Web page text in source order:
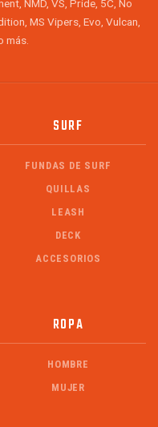
NMD, VS, Pride, 5C, No
MS Vipers, Evo, Vulcan,
más.
SURF
FUNDAS DE SURF
QUILLAS
LEASH
DECK
ACCESORIOS
ROPA
HOMBRE
MUJER